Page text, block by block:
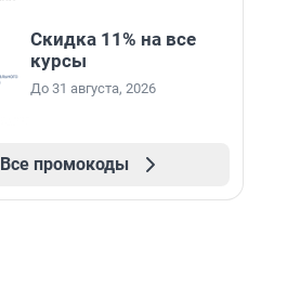
Скидка 11% на все
курсы
До 31 августа, 2026
Все промокоды